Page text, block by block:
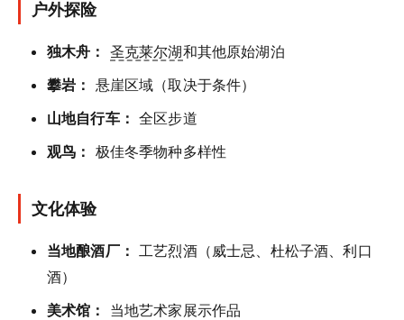
户外探险
独木舟： 圣克莱尔湖和其他原始湖泊
攀岩： 悬崖区域（取决于条件）
山地自行车： 全区步道
观鸟： 极佳冬季物种多样性
文化体验
当地酿酒厂： 工艺烈酒（威士忌、杜松子酒、利口
酒）
美术馆：
当地艺术家展示作品